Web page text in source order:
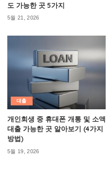
도 가능한 곳 5가지
5월 21, 2026
대출
개인회생 중 휴대폰 개통 및 소액
대출 가능한 곳 알아보기 (4가지
방법)
5월 19, 2026